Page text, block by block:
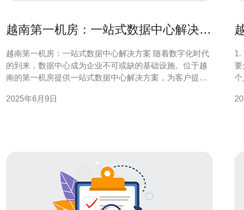
越南第一机房：一站式数据中心解决方
越南第一机房：一站式数据中心解决方案 随着数字化时代
的到来，数据中心成为企业不可或缺的基础设施。位于越
南的第一机房提供一站式数据中心解决方案，为客户提供
进的硬件设施和强大的网络基础设施，确保客户的数据安
2025年6月9日
1. 引言 越南和香
要
个
域名